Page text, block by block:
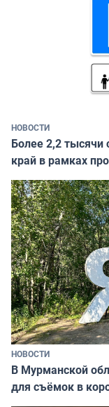
НОВОСТИ
Более 2,2 тысячи
край в рамках
НОВОСТИ
В Мурманской
для съёмок в